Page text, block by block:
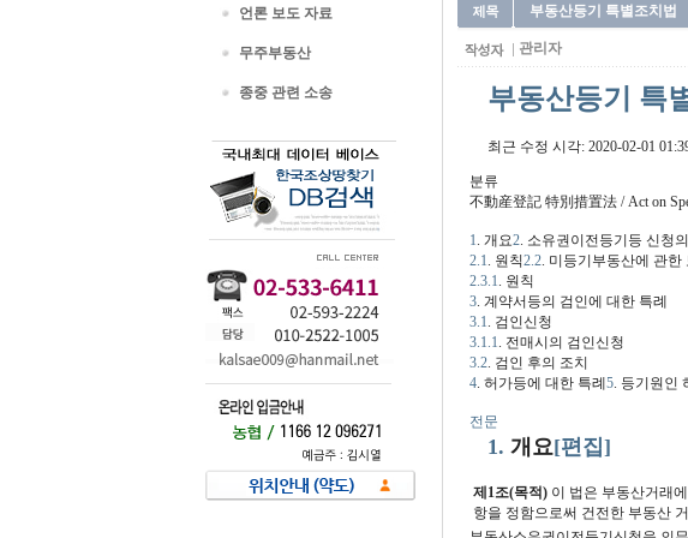
언론 보도 자료
무주부동산
종중 관련 소송
부동산등기 특별조치법
관리자
부동산등기 특
최근 수정 시각: 2020-02-01
분류
不動産登記 特別措置法 / Act on
1. 개요2. 소유권이전등기등 신청
2.1. 원칙2.2. 미등기부동산에 관한
2.3.1. 원칙
3. 계약서등의 검인에 대한 특례
3.1. 검인신청
3.1.1. 전매시의 검인신청
3.2. 검인 후의 조치
4. 허가등에 대한 특례 5. 등기원인
전문
1. 개요[편집]
제1조(목적)이 법은 부동산거래
항을 정함으로써 건전한 부동산